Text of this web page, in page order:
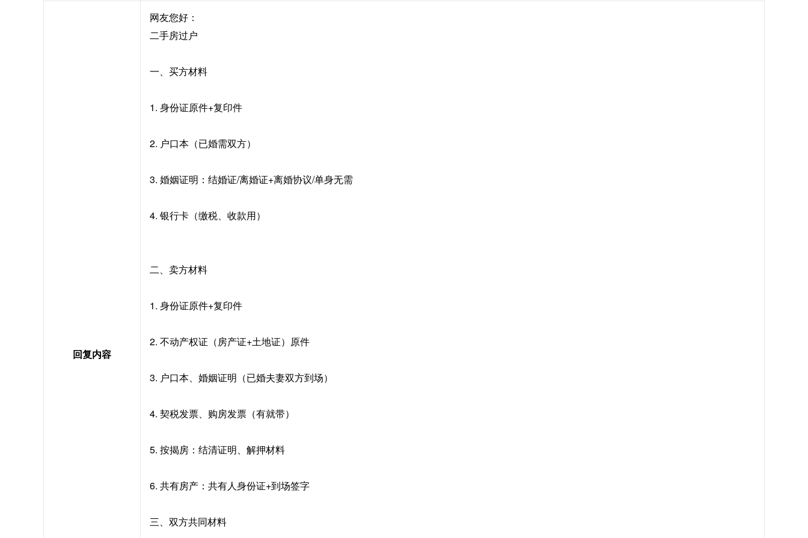
回复内容
网友您好：
二手房过户
一、买方材料
1. 身份证原件+复印件
2. 户口本（已婚需双方）
3. 婚姻证明：结婚证/离婚证+离婚协议/单身无需
4. 银行卡（缴税、收款用）
二、卖方材料
1. 身份证原件+复印件
2. 不动产权证（房产证+土地证）原件
3. 户口本、婚姻证明（已婚夫妻双方到场）
4. 契税发票、购房发票（有就带）
5. 按揭房：结清证明、解押材料
6. 共有房产：共有人身份证+到场签字
三、双方共同材料